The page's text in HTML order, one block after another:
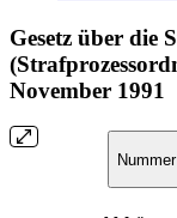
Gesetz über die
November 1991
Nummer